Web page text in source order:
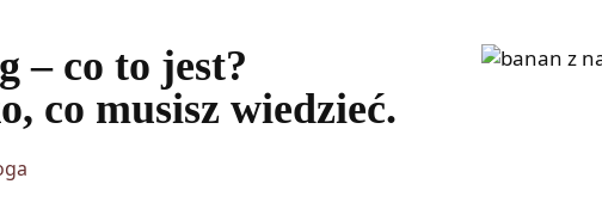
– co to jest?
co musisz wiedzieć.